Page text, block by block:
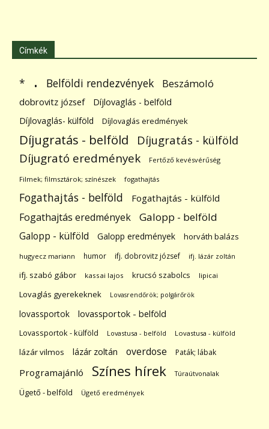
Címkék
* . Belföldi rendezvények Beszámoló
dobrovitz józsef
Díjlovaglás - belföld
Díjlovaglás- külföld
Díjlovaglás eredmények
Díjugratás - belföld Díjugratás - külföld
Díjugrató eredmények Fertőző kevésvérűség
Filmek; filmsztárok; színészek fogathajtás
Fogathajtás - belföld Fogathajtás - külföld
Fogathajtás eredmények Galopp - belföld
Galopp - külföld Galopp eredmények horváth balázs
hugyecz mariann humor ifj. dobrovitz józsef ifj. lázár zoltán
ifj. szabó gábor kassai lajos krucsó szabolcs lipicai
Lovaglás gyerekeknek Lovasrendőrök; polgárőrök
lovassportok lovassportok - belföld
Lovassportok - külföld Lovastusa - belföld Lovastusa - külföld
lázár vilmos lázár zoltán overdose Paták; lábak
Programajánló Színes hírek Túraútvonalak
Ügető - belföld Ügető eredmények